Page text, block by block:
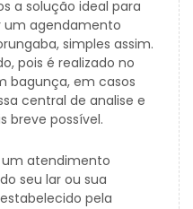
a solução ideal para
um agendamento
simples assim.
pois é realizado no
bagunça, em casos
central de analise e
breve possível.
um atendimento
seu lar ou sua
pela